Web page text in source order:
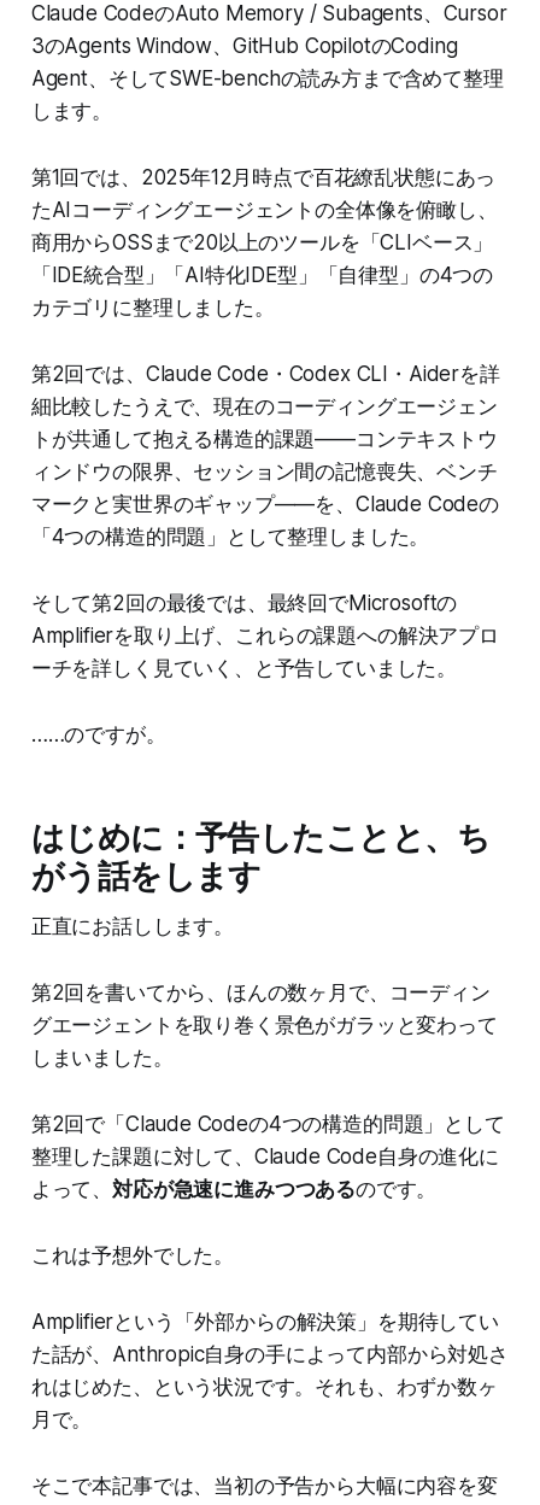
Claude CodeのAuto Memory / Subagents、Cursor
3のAgents Window、GitHub CopilotのCoding
Agent、そしてSWE-benchの読み方まで含めて整理
します。
第1回では、2025年12月時点で百花繚乱状態にあっ
たAIコーディングエージェントの全体像を俯瞰し、
商用からOSSまで20以上のツールを「CLIベース」
「IDE統合型」「AI特化IDE型」「自律型」の4つの
カテゴリに整理しました。
第2回では、Claude Code・Codex CLI・Aiderを詳
細比較したうえで、現在のコーディングエージェン
トが共通して抱える構造的課題——コンテキストウ
ィンドウの限界、セッション間の記憶喪失、ベンチ
マークと実世界のギャップ——を、Claude Codeの
「4つの構造的問題」として整理しました。
そして第2回の最後では、最終回でMicrosoftの
Amplifierを取り上げ、これらの課題への解決アプロ
ーチを詳しく見ていく、と予告していました。
……のですが。
はじめに：予告したことと、ち
がう話をします
正直にお話しします。
第2回を書いてから、ほんの数ヶ月で、コーディン
グエージェントを取り巻く景色がガラッと変わって
しまいました。
第2回で「Claude Codeの4つの構造的問題」として
整理した課題に対して、Claude Code自身の進化に
よって、対応が急速に進みつつあるのです。
これは予想外でした。
Amplifierという「外部からの解決策」を期待してい
た話が、Anthropic自身の手によって内部から対処さ
れはじめた、という状況です。それも、わずか数ヶ
月で。
そこで本記事では、当初の予告から大幅に内容を変